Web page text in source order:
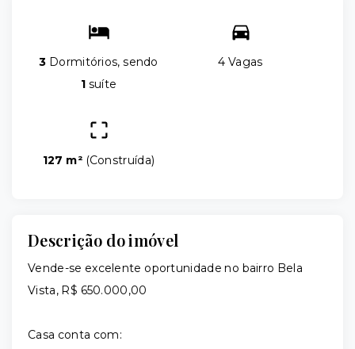
3 Dormitórios, sendo
1 suíte
4 Vagas
127 m² (Construída)
Descrição do imóvel
Vende-se excelente oportunidade no bairro Bela
Vista, R$ 650.000,00
Casa conta com: